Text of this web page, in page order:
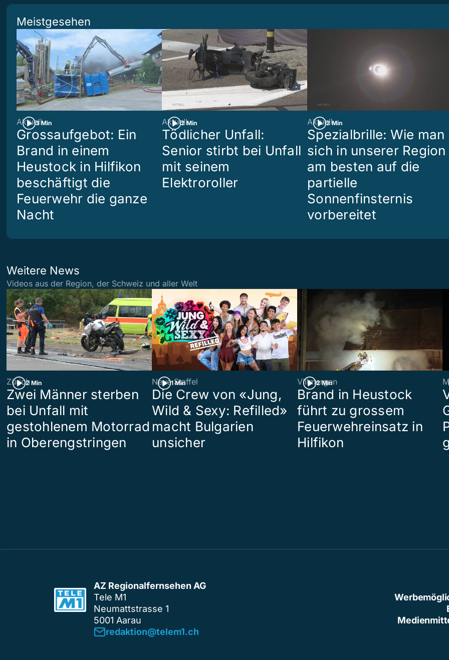
Meistgesehen
3 Min
Aktuell
Grossaufgebot: Ein
Brand in einem
Heustock in Hilfikon
beschäftigt die
Feuerwehr die ganze
Nacht
2 Min
Aktuell
Tödlicher Unfall:
Senior stirbt bei Unfall
mit seinem
Elektroroller
2 Min
Aktuell
Spezialbrille: Wie man
sich in unserer Region
am besten auf die
partielle
Sonnenfinsternis
vorbereitet
Weitere News
Videos aus der Region, der Schweiz und aller Welt
2 Min
Zürich
Zwei Männer sterben
bei Unfall mit
gestohlenem Motorrad
in Oberengstringen
1 Min
Neue Staffel
Die Crew von «Jung,
Wild & Sexy: Refilled»
macht Bulgarien
unsicher
2 Min
Villmergen
Brand in Heustock
führt zu grossem
Feuerwehreinsatz in
Hilfikon
AZ Regionalfernsehen AG
Tele M1
Neumattstrasse 1
5001 Aarau
redaktion@telem1.ch